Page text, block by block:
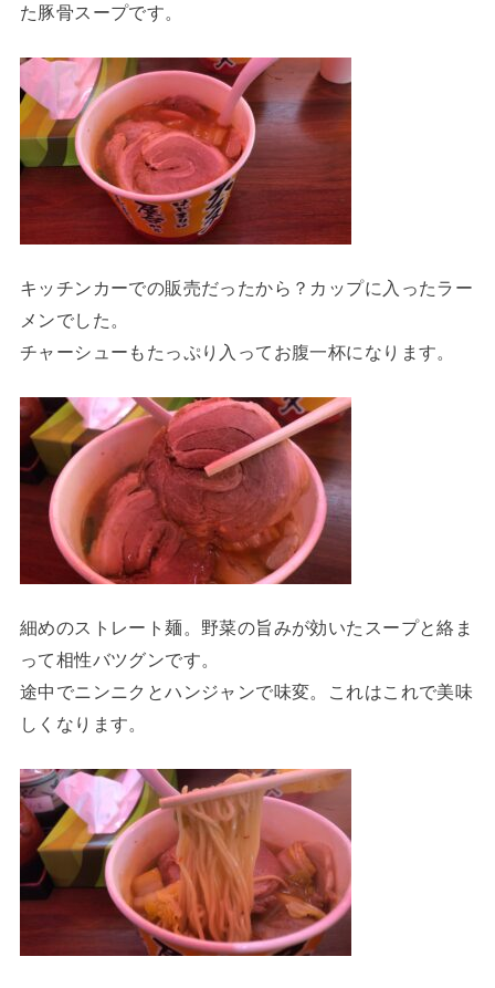
た豚骨スープです。
キッチンカーでの販売だったから？カップに入ったラー
メンでした。
チャーシューもたっぷり入ってお腹一杯になります。
細めのストレート麺。野菜の旨みが効いたスープと絡ま
って相性バツグンです。
途中でニンニクとハンジャンで味変。これはこれで美味
しくなります。